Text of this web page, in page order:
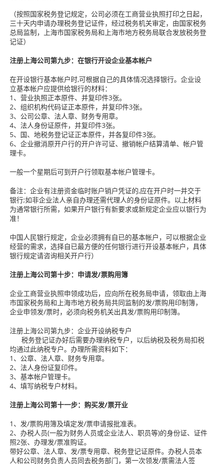
（按照国家税务登记规定，公司必须在工商营业执照打印之日起，
三十天内申请办理税务登记证件，经过税务机关审定，由国家税务
总局监制，上海市国家税务局和上海市地方税务局联合发放税务登
记证）
注册上海公司第九步：在银行开设企业基本帐户
在开设银行基本帐户时,可根据自己的具体情况选择银行。企业设
立基本帐户应提供给银行的材料：
1、营业执照正本原件、并复印件3张。
2、组织机构代码证正本原件，并复印件3张。
3、公司公章、法人章、财务专用章。
4、法人身份证原件，并复印件3张。
5、国、地税务登记证正本原件，并各复印件3张。
6、企业撤消原开户行的开户许可证、撤销帐户结算清单、帐户管
理卡。
一般一个星期后可到开户行领取基本帐户管理卡。
备注：企业有注册资金临时账户销户凭证的,应在开户时一并交于
银行;如非企业法人亲自办理还需代理人的身份证原件。以上材料
为通常银行所需，如果开户银行有新要求或新规定企业应以银行为
准！
中国人民银行规定，企业必须拥有自已的基本帐户，可以根据企业
经营的需求，选择自已最方便的任何银行进行开设基本帐户，具体
银行规定请咨询相关开户行）
注册上海公司第十步：申请发/票购用簿
企业工商营业执照申领成功后，应向所在税务局申请，领取由上海
市国家税务局和上海市地方税务局共同监制的发/票购用印制簿，
企业申领发/票时，必须向税务机关出具发/票购用印制簿。
注册上海公司第九步：企业开设纳税专户
税务登记证办好后需要办理纳税专户，以后纳税及税务局扣税
均通过此纳税专户。办理所需资料如下：
1、公章、法人章、财务专用章。
2、法人身份证复印件。
3、基本帐户管理卡。
4、填写纳税专户材料。
注册上海公司第十一步：购买发/票开业
1、发/票购用簿及填定发/票申请报批准表。
2、办税人员(一般为财务人员或企业法人、职员等)的身份证、证件
照2张、办理发/票准购证。
带好公章、法人章、发/票专用章、税务登记证原件。办税人员本
人和公司财务负责人员同去税务部门，第一次领发/票需法人签